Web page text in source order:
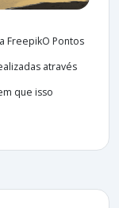
FreepikO Pontos
através
que isso